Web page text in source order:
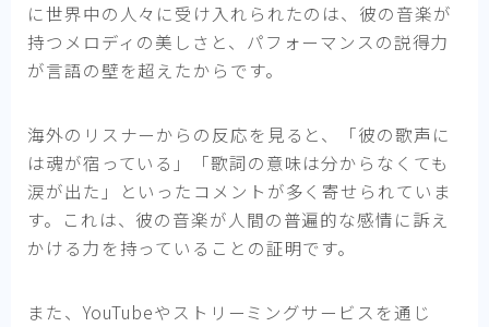
に世界中の人々に受け入れられたのは、彼の音楽が
持つメロディの美しさと、パフォーマンスの説得力
が言語の壁を超えたからです。
海外のリスナーからの反応を見ると、「彼の歌声に
は魂が宿っている」「歌詞の意味は分からなくても
涙が出た」といったコメントが多く寄せられていま
す。これは、彼の音楽が人間の普遍的な感情に訴え
かける力を持っていることの証明です。
また、YouTubeやストリーミングサービスを通じ